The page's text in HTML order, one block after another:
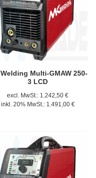
Multi-GMAW 250-
3 LCD
excl. MwSt.: 1.242,50 €
inkl. 20% MwSt.: 1.491,00 €